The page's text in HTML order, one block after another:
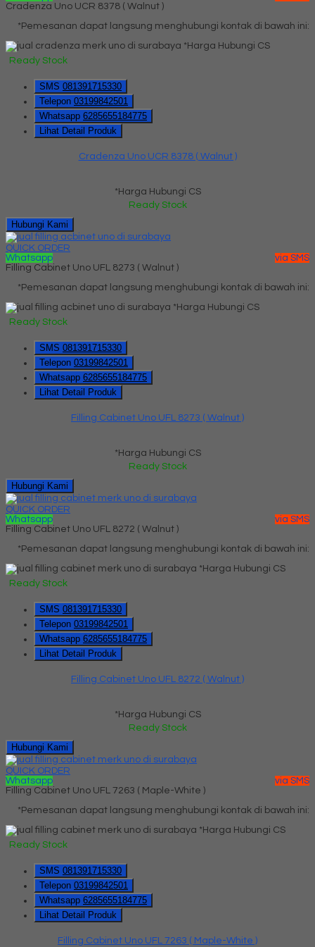
Cradenza Uno UCR 8378 ( Walnut )
*Pemesanan dapat langsung menghubungi kontak di bawah ini:
*Harga Hubungi CS
Ready Stock
SMS 081391715330
Telepon 03199842501
Whatsapp 6285655184775
Lihat Detail Produk
Cradenza Uno UCR 8378 ( Walnut )
*Harga Hubungi CS
Ready Stock
Hubungi Kami
QUICK ORDER
Whatsapp
via SMS
Filling Cabinet Uno UFL 8273 ( Walnut )
*Pemesanan dapat langsung menghubungi kontak di bawah ini:
*Harga Hubungi CS
Ready Stock
SMS 081391715330
Telepon 03199842501
Whatsapp 6285655184775
Lihat Detail Produk
Filling Cabinet Uno UFL 8273 ( Walnut )
*Harga Hubungi CS
Ready Stock
Hubungi Kami
QUICK ORDER
Whatsapp
via SMS
Filling Cabinet Uno UFL 8272 ( Walnut )
*Pemesanan dapat langsung menghubungi kontak di bawah ini:
*Harga Hubungi CS
Ready Stock
SMS 081391715330
Telepon 03199842501
Whatsapp 6285655184775
Lihat Detail Produk
Filling Cabinet Uno UFL 8272 ( Walnut )
*Harga Hubungi CS
Ready Stock
Hubungi Kami
QUICK ORDER
Whatsapp
via SMS
Filling Cabinet Uno UFL 7263 ( Maple-White )
*Pemesanan dapat langsung menghubungi kontak di bawah ini:
*Harga Hubungi CS
Ready Stock
SMS 081391715330
Telepon 03199842501
Whatsapp 6285655184775
Lihat Detail Produk
Filling Cabinet Uno UFL 7263 ( Maple-White )